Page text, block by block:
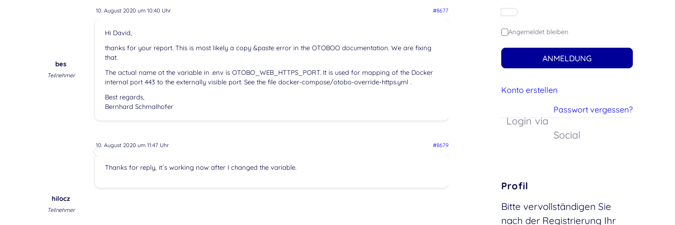
10. August 2020 um 10:40 Uhr #8677
bes
Teilnehmer
Hi David,
thanks for your report. This is most likely a copy &paste error in the OTOBOO documentation. We are fixing
that.
The actual name ot the variable in .env is OTOBO_WEB_HTTPS_PORT. It is used for mapping of the Docker
internal port 443 to the externally visible port. See the file docker-compose/otobo-override-https.yml .
Best regards,
Bernhard Schmalhofer
10. August 2020 um 11:47 Uhr #8679
hilocz
Teilnehmer
Thanks for reply, it´s working now after I changed the variable.
Angemeldet bleiben
ANMELDUNG
Konto erstellen
Passwort vergessen?
Login via
Social
Profil
Bitte vervollständigen Sie
nach der Registrierung Ihr